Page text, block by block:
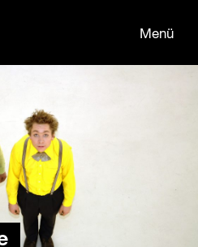
Menü